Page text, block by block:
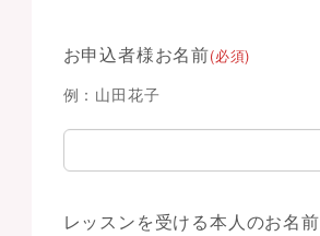
お申込者様お名前(必須)
例：山田花子
レッスンを受ける本人のお名前